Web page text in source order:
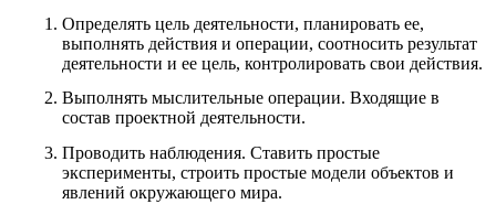
Определять цель деятельности, планировать ее,
выполнять действия и операции, соотносить результат
деятельности и ее цель, контролировать свои действия.
Выполнять мыслительные операции. Входящие в
состав проектной деятельности.
Проводить наблюдения. Ставить простые
эксперименты, строить простые модели объектов и
явлений окружающего мира.